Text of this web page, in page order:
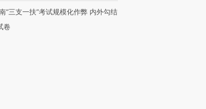
万
3种
度Z世代 用街头抗争将教
机”？难民潮撕裂西班牙
博
“三支一扶”考试规模化作弊 内外勾结
卷